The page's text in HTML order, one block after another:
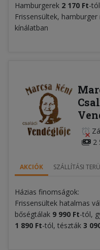
Hamburgerek 2 170 Ft-
Frissensültek,
kínálatban
2
AKCIÓK SZÁLLÍTÁSI
Házias finomságok:
Frissensültek hatalmas
bőségtálak 9 990 Ft-tól,
1 890 Ft-tól, tészták 3